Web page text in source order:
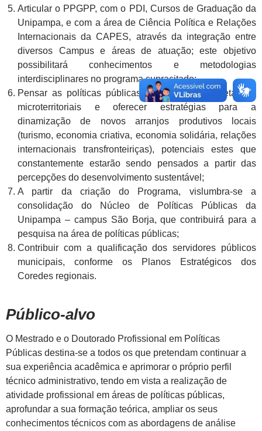
Articular o PPGPP, com o PDI, Cursos de Graduação da
Unipampa, e com a área de Ciência Política e Relações
Internacionais da CAPES, através da integração entre
diversos Campus e áreas de atuação; este objetivo
possibilitará conhecimentos e metodologias
interdisciplinares no programa supracitado;
Pensar as políticas públicas a partir de interpretações
microterritoriais e oferecer estratégias para a
dinamização de novos arranjos produtivos locais
(turismo, economia criativa, economia solidária, relações
internacionais transfronteiriças), potenciais estes que
constantemente estarão sendo pensados a partir das
percepções do desenvolvimento sustentável;
A partir da criação do Programa, vislumbra-se a
consolidação do Núcleo de Políticas Públicas da
Unipampa – campus São Borja, que contribuirá para a
pesquisa na área de políticas públicas;
Contribuir com a qualificação dos servidores públicos
municipais, conforme os Planos Estratégicos dos
Coredes regionais.
Público-alvo
O Mestrado e o Doutorado Profissional em Políticas
Públicas destina-se a todos os que pretendam continuar a
sua experiência acadêmica e aprimorar o próprio perfil
técnico administrativo, tendo em vista a realização de
atividade profissional em áreas de políticas públicas,
aprofundar a sua formação teórica, ampliar os seus
conhecimentos técnicos com as abordagens de análise